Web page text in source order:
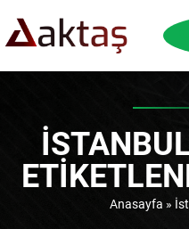
Anasayfa »